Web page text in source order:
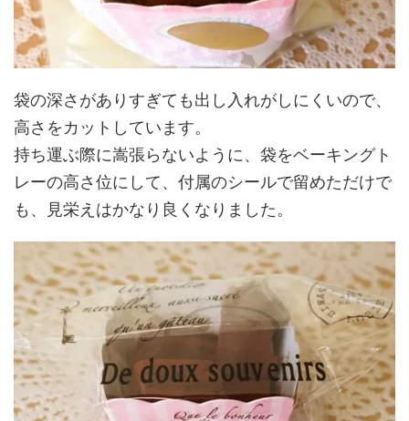
袋の深さがありすぎても出し入れがしにくいので、
高さをカットしています。
持ち運ぶ際に嵩張らないように、袋をベーキングト
レーの高さ位にして、付属のシールで留めただけで
も、見栄えはかなり良くなりました。